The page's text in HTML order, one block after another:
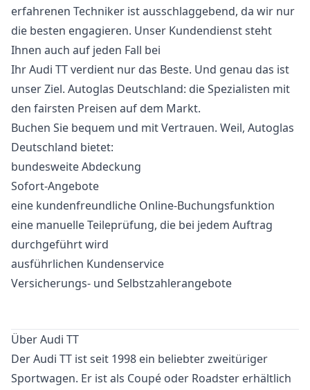
erfahrenen Techniker ist ausschlaggebend, da wir nur
die besten engagieren. Unser Kundendienst steht
Ihnen auch auf jeden Fall bei
Ihr Audi TT verdient nur das Beste. Und genau das ist
unser Ziel. Autoglas Deutschland: die Spezialisten mit
den fairsten Preisen auf dem Markt.
Buchen Sie bequem und mit Vertrauen. Weil, Autoglas
Deutschland bietet:
bundesweite Abdeckung
Sofort-Angebote
eine kundenfreundliche Online-Buchungsfunktion
eine manuelle Teileprüfung, die bei jedem Auftrag
durchgeführt wird
ausführlichen Kundenservice
Versicherungs- und Selbstzahlerangebote
Über Audi TT
Der Audi TT ist seit 1998 ein beliebter zweitüriger
Sportwagen. Er ist als Coupé oder Roadster erhältlich